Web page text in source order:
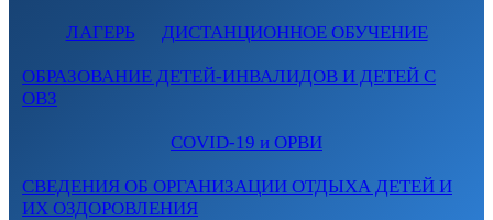
ЛАГЕРЬ ДИСТАНЦИОННОЕ ОБУЧЕНИЕ
ОБРАЗОВАНИЕ ДЕТЕЙ-ИНВАЛИДОВ И ДЕТЕЙ С
ОВЗ
COVID-19 и ОРВИ
СВЕДЕНИЯ ОБ ОРГАНИЗАЦИИ ОТДЫХА ДЕТЕЙ И
ИХ ОЗДОРОВЛЕНИЯ